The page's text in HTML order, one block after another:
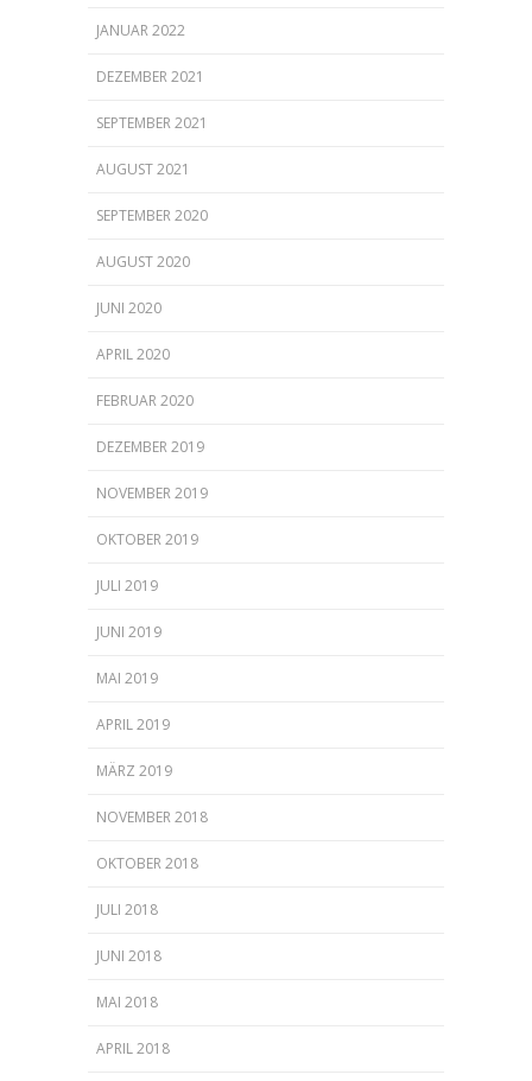
JANUAR 2022
DEZEMBER 2021
SEPTEMBER 2021
AUGUST 2021
SEPTEMBER 2020
AUGUST 2020
JUNI 2020
APRIL 2020
FEBRUAR 2020
DEZEMBER 2019
NOVEMBER 2019
OKTOBER 2019
JULI 2019
JUNI 2019
MAI 2019
APRIL 2019
MÄRZ 2019
NOVEMBER 2018
OKTOBER 2018
JULI 2018
JUNI 2018
MAI 2018
APRIL 2018